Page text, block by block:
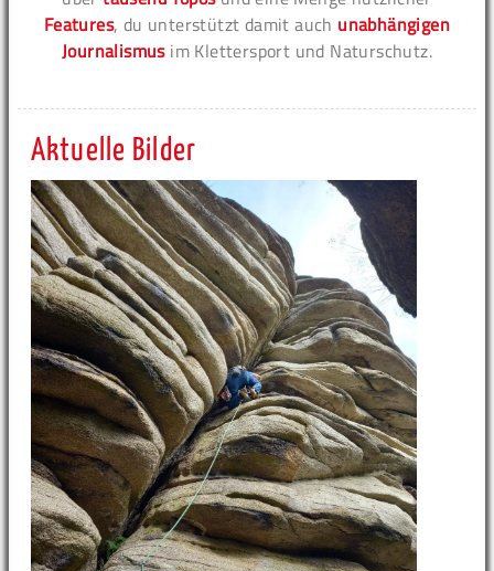
Features, du unterstützt damit auch unabhängigen
Journalismusim Klettersport und Naturschutz.
Aktuelle Bilder